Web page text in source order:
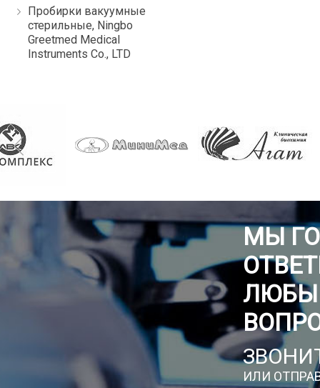
Пробирки вакуумные
стерильные, Ningbo
Greetmed Medical
Instruments Co., LTD
МЫ
ИЛИ